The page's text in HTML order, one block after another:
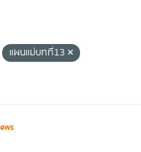
แผนแม่บทที่13